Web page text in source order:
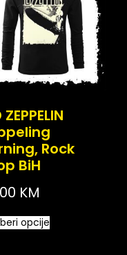
ZEPPELIN
Rock
BiH
KM
opcije